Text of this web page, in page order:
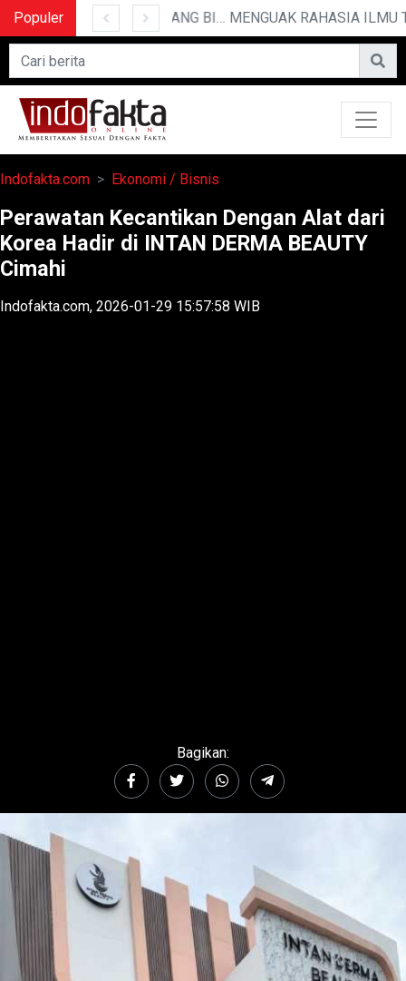
Populer 10 CERITA LUCU PENDEK YANG BIKIN NGAKAK MENGUAK
Indofakta.com Ekonomi / Bisnis
Perawatan Kecantikan Dengan Alat dari
Korea Hadir di INTAN DERMA BEAUTY
Cimahi
Indofakta.com, 2026-01-29 15:57:58 WIB
Bagikan: